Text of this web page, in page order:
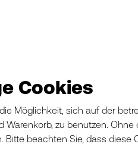
Cookies
Möglichkeit, sich auf der
zu benutzen.
beachten Sie, dass diese